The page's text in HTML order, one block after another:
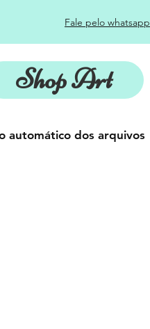
Fale pelo whatsapp
Shop Art
automático dos arquivos